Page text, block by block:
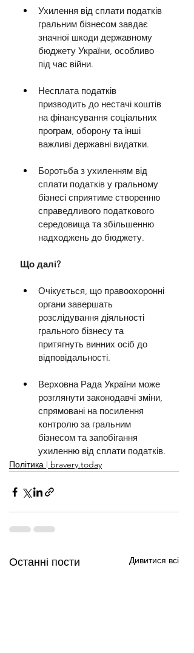
Ухилення від сплати податків
гральним бізнесом завдає
значної шкоди державному
бюджету України, особливо
під час війни.
Несплата податків
призводить до нестачі коштів
на фінансування соціальних
програм, оборону та інші
важливі державні видатки.
Боротьба з ухиленням від
сплати податків у гральному
бізнесі сприятиме створенню
справедливого податкового
середовища та збільшенню
надходжень до бюджету.
Що далі?
Очікується, що правоохоронні
органи завершать
розслідування діяльності
грального бізнесу та
притягнуть винних осіб до
відповідальності.
Верховна Рада України може
розглянути законодавчі зміни,
спрямовані на посилення
контролю за гральним
бізнесом та запобігання
ухиленню від сплати податків.
Політика | bravery.today
Останні пости Дивитися всі